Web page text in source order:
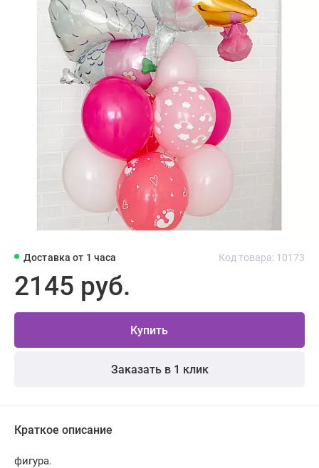
Доставка от 1 часа Код товара: 10173
2145 руб.
Купить
Заказать в 1 клик
Краткое описание
фигура.